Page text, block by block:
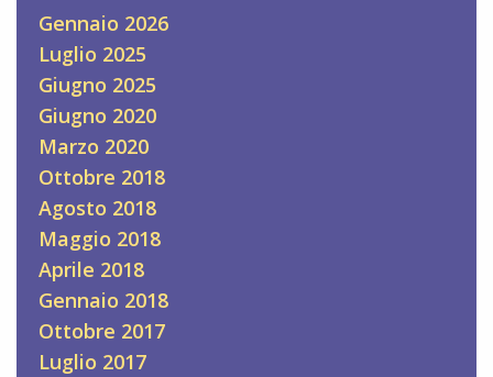
Gennaio 2026
Luglio 2025
Giugno 2025
Giugno 2020
Marzo 2020
Ottobre 2018
Agosto 2018
Maggio 2018
Aprile 2018
Gennaio 2018
Ottobre 2017
Luglio 2017